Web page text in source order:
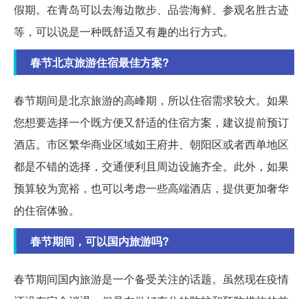
假期。在青岛可以去海边散步、品尝海鲜、参观名胜古迹
等，可以说是一种既舒适又有趣的出行方式。
春节北京旅游住宿最佳方案?
春节期间是北京旅游的高峰期，所以住宿需求较大。如果
您想要选择一个既方便又舒适的住宿方案，建议提前预订
酒店。市区繁华商业区域如王府井、朝阳区或者西单地区
都是不错的选择，交通便利且周边设施齐全。此外，如果
预算较为宽裕，也可以考虑一些高端酒店，提供更加奢华
的住宿体验。
春节期间，可以国内旅游吗?
春节期间国内旅游是一个备受关注的话题。虽然现在疫情